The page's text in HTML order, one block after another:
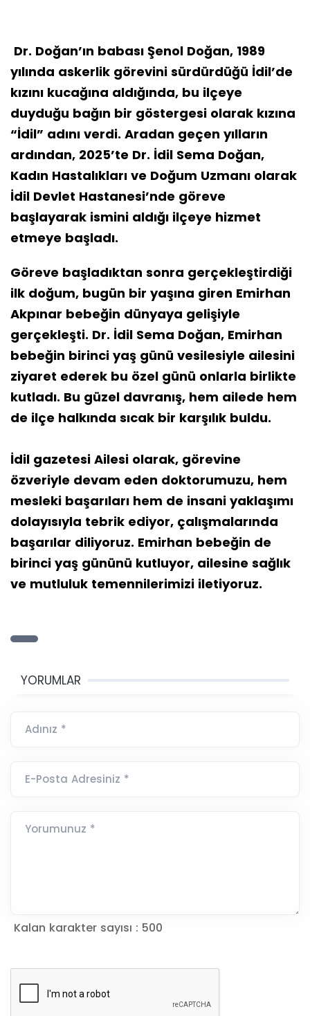
Dr. Doğan’ın babası Şenol Doğan, 1989
yılında askerlik görevini sürdürdüğü İdil’de
kızını kucağına aldığında, bu ilçeye
duyduğu bağın bir göstergesi olarak kızına
“İdil” adını verdi. Aradan geçen yılların
ardından, 2025’te Dr. İdil Sema Doğan,
Kadın Hastalıkları ve Doğum Uzmanı olarak
İdil Devlet Hastanesi’nde göreve
başlayarak ismini aldığı ilçeye hizmet
etmeye başladı.
Göreve başladıktan sonra gerçekleştirdiği
ilk doğum, bugün bir yaşına giren Emirhan
Akpınar bebeğin dünyaya gelişiyle
gerçekleşti. Dr. İdil Sema Doğan, Emirhan
bebeğin birinci yaş günü vesilesiyle ailesini
ziyaret ederek bu özel günü onlarla birlikte
kutladı. Bu güzel davranış, hem ailede hem
de ilçe halkında sıcak bir karşılık buldu.
İdil gazetesi Ailesi olarak, görevine
özveriyle devam eden doktorumuzu, hem
mesleki başarıları hem de insani yaklaşımı
dolayısıyla tebrik ediyor, çalışmalarında
başarılar diliyoruz. Emirhan bebeğin de
birinci yaş gününü kutluyor, ailesine sağlık
ve mutluluk temennilerimizi iletiyoruz.
YORUMLAR
Adınız *
E-Posta Adresiniz *
Kalan karakter sayısı : 500
Yorumunuz *